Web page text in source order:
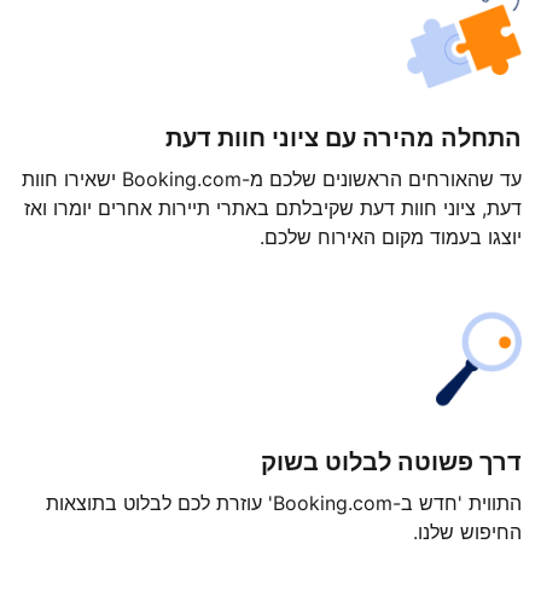
התחלה מהירה עם ציוני חוות דעת
עד שהאורחים הראשונים שלכם מ-Booking.com ישאירו חוות
דעת, ציוני חוות דעת שקיבלתם באתרי תיירות אחרים יומרו ואז
יוצגו בעמוד מקום האירוח שלכם.
דרך פשוטה לבלוט בשוק
התווית 'חדש ב-Booking.com' עוזרת לכם לבלוט בתוצאות
החיפוש שלנו.